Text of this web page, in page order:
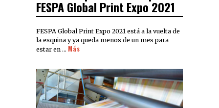
FESPA Global Print Expo 2021
FESPA Global Print Expo 2021 está a la vuelta de
la esquina y ya queda menos de un mes para
estar en … Más